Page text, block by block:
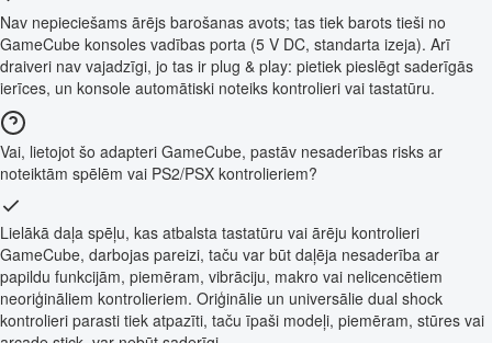
Nav nepieciešams ārējs barošanas avots; tas tiek barots tieši no
GameCube konsoles vadības porta (5 V DC, standarta izeja). Arī
draiveri nav vajadzīgi, jo tas ir plug & play: pietiek pieslēgt saderīgās
ierīces, un konsole automātiski noteiks kontrolieri vai tastatūru.
Vai, lietojot šo adapteri GameCube, pastāv nesaderības risks ar
noteiktām spēlēm vai PS2/PSX kontrolieriem?
Lielākā daļa spēļu, kas atbalsta tastatūru vai ārēju kontrolieri
GameCube, darbojas pareizi, taču var būt daļēja nesaderība ar
papildu funkcijām, piemēram, vibrāciju, makro vai nelicencētiem
neoriģināliem kontrolieriem. Oriģinālie un universālie dual shock
kontrolieri parasti tiek atpazīti, taču īpaši modeļi, piemēram, stūres vai